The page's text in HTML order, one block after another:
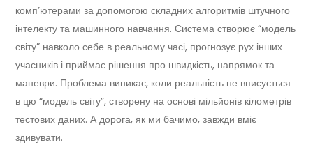
комп’ютерами за допомогою складних алгоритмів штучного
інтелекту та машинного навчання. Система створює “модель
світу” навколо себе в реальному часі, прогнозує рух інших
учасників і приймає рішення про швидкість, напрямок та
маневри. Проблема виникає, коли реальність не вписується
в цю “модель світу”, створену на основі мільйонів кілометрів
тестових даних. А дорога, як ми бачимо, завжди вміє
здивувати.